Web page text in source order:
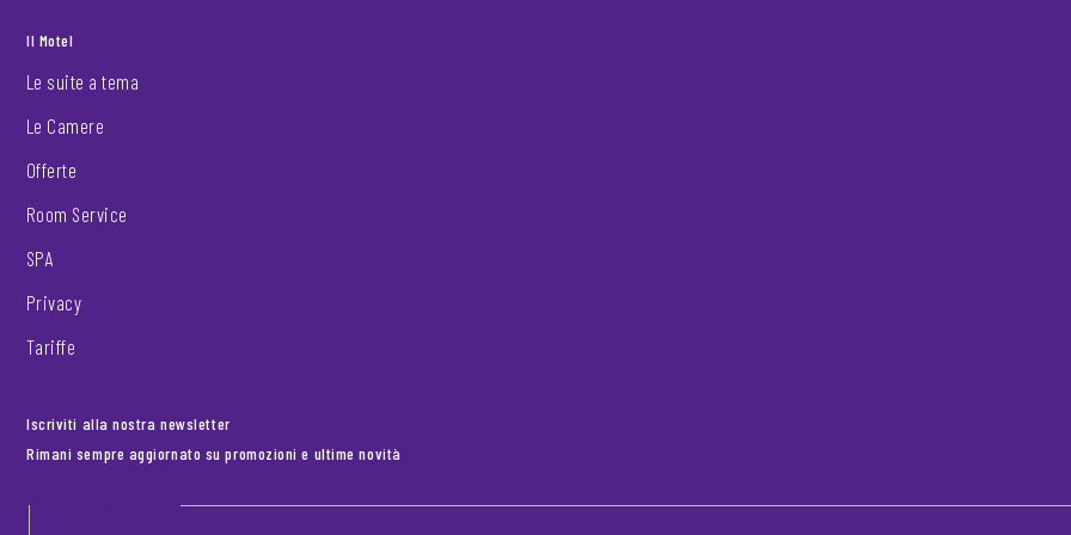
Il Motel
Le suite a tema
Le Camere
Offerte
Room Service
SPA
Privacy
Tariffe
Iscriviti alla nostra newsletter
Rimani sempre aggiornato su promozioni e ultime novità
Footer newsletter